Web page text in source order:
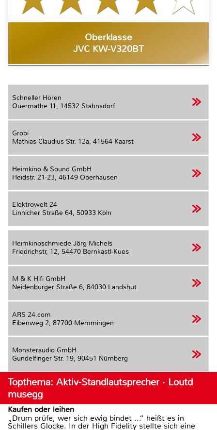
Oberklasse
JVC KW-V320BT
Schneller Hören
Quermathe 11, 14532 Stahnsdorf
Grobi
Mathias-Claudius-Str. 12a, 41564 Kaarst
Heimkino & Sound GmbH
Heidstr. 21-23, 46149 Oberhausen
Elektrowelt 24
Linnicher Straße 64, 50933 Köln
Heimkinoschmiede Jörg Michels
Friedrichstr, 12, 54470 Bernkastl-Kues
M & K Hifi GmbH
Neidenburger Straße 6, 84030 Landshut
ARS 24.com
Eibenweg 2, 87700 Memmingen
Monsteraudio GmbH
Gundelfinger Str. 19, 90451 Nürnberg
Topthema: Aktiv-Standlautsprecher · Loutd
musegg
Kaufen oder leihen
„Drum prüfe, wer sich ewig bindet ...“ heißt es in
Schillers Glocke. In der High Fidelity stellte sich eine